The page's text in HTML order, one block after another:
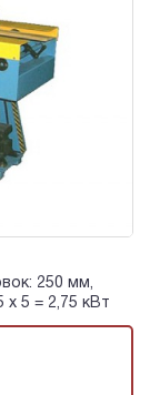
250 мм,
5 = 2,75 кВт